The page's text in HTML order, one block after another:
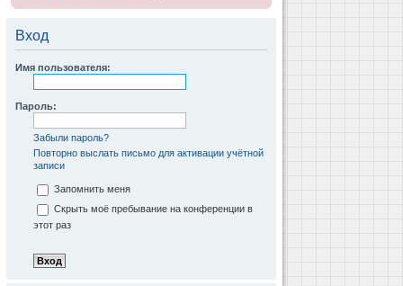
Вход
Имя пользователя:
Пароль:
Забыли пароль?
Повторно выслать письмо для активации учётной
записи
Запомнить меня
Скрыть моё пребывание на конференции в
этот раз